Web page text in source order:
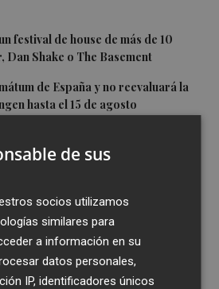
festival de house de más de 10
Dan Shake o The Basement
de España y no reevaluará la
hasta el 15 de agosto
causa "que afectara a los
"Helios y Selene" de la
será creada para el eclipse
de sus
socios utilizamos
similares para
a información en su
datos personales,
IP, identificadores únicos